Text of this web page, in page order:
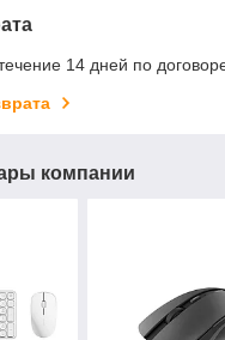
14 дней по
компании